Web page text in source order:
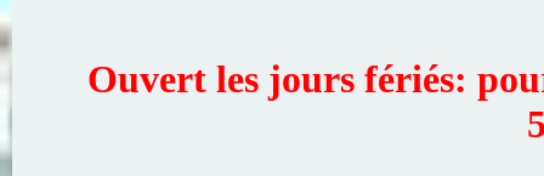
Ouvert les jours fériés: